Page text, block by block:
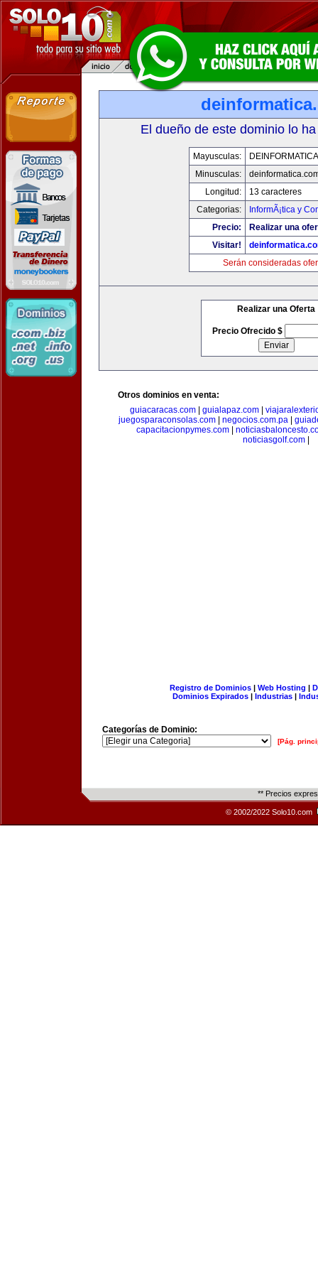
El dueño de este dominio lo
Mayusculas:
Minusculas:
Longitud:
13 caracteres
Categorias:
InformÃ¡tica y
Precio:
Realizar una
Visitar!
Serán consideradas
Realizar una Oferta
Precio Ofrecido $
Otros dominios en venta:
guiacaracas.com
guialapaz.com
juegosparaconsolas.com| negocios.com.pa|
capacitacionpymes.com|
noticiasgolf.com
Registro de Dominios| Web Hosting |
Dominios Expirados | Industrias |
Categorías de Dominio:
[Pág.
** Precios
© 2002/2022 Solo10.com